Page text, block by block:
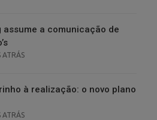
assume a comunicação de
ATRÁS
à realização: o novo plano
ATRÁS